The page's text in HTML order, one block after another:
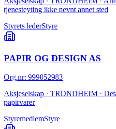
tjenesteyting ikke nevnt annet sted
Styrets lederStyre
PAPIR OG DESIGN AS
Org.nr: 999052983
Aksjeselskap · TRONDHEIM ·
papirvarer
StyremedlemStyre